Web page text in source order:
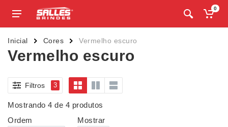
0
Inicial Cores Vermelho escuro
Vermelho escuro
Filtros 3
Mostrando 4 de 4 produtos
Ordem
Mostrar